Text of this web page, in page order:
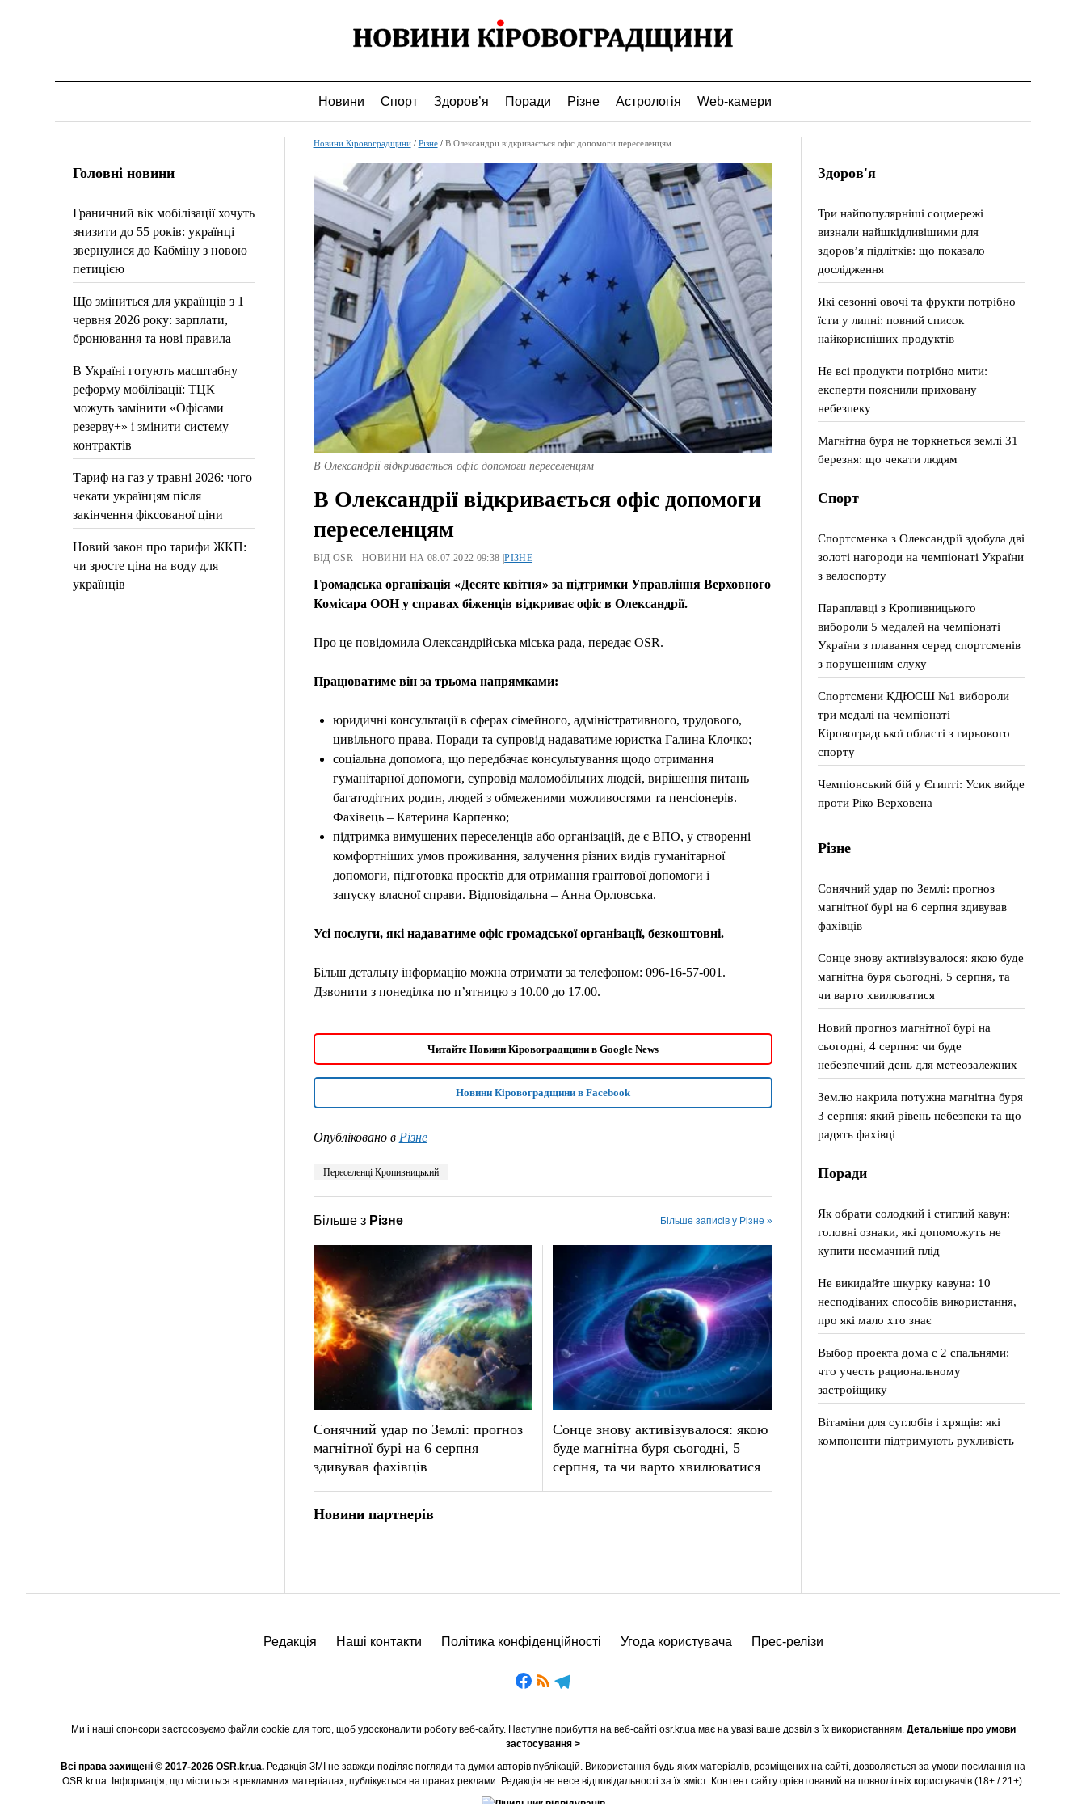
Новини Спорт Здоров’я Поради Різне Астрологія Web-камери
Головні новини
Граничний вік мобілізації хочуть
знизити до 55 років: українці
звернулися до Кабміну з новою
петицією
Що зміниться для українців з 1
червня 2026 року: зарплати,
бронювання та нові правила
В Україні готують масштабну
реформу мобілізації: ТЦК
можуть замінити «Офісами
резерву+» і змінити систему
контрактів
Тариф на газ у травні 2026: чого
чекати українцям після
закінчення фіксованої ціни
Новий закон про тарифи ЖКП:
чи зросте ціна на воду для
українців
Новини Кіровоградщини/ Різне/ В Олександрії відкривається офіс допомоги переселенцям
В Олександрії відкривається офіс допомоги переселенцям
В Олександрії відкривається офіс допомоги
переселенцям
ВІД OSR - НОВИНИ НА 08.07.2022 09:38 |РІЗНЕ
Громадська організація «Десяте квітня» за підтримки Управління Верховного
Комісара ООН у справах біженців відкриває офіс в Олександрії.
Про це повідомила Олександрійська міська рада, передає OSR.
Працюватиме він за трьома напрямками:
юридичні консультації в сферах сімейного, адміністративного, трудового,
цивільного права. Поради та супровід надаватиме юристка Галина Клочко;
соціальна допомога, що передбачає консультування щодо отримання
гуманітарної допомоги, супровід маломобільних людей, вирішення питань
багатодітних родин, людей з обмеженими можливостями та пенсіонерів.
Фахівець – Катерина Карпенко;
підтримка вимушених переселенців або організацій, де є ВПО, у створенні
комфортніших умов проживання, залучення різних видів гуманітарної
допомоги, підготовка проєктів для отримання грантової допомоги і
запуску власної справи. Відповідальна – Анна Орловська.
Усі послуги, які надаватиме офіс громадської організації, безкоштовні.
Більш детальну інформацію можна отримати за телефоном: 096-16-57-001.
Дзвонити з понеділка по п’ятницю з 10.00 до 17.00.
Читайте Новини Кіровоградщини в Google News
Новини Кіровоградщини в Facebook
Опубліковано в Різне
Переселенці Кропивницький
Більше з Різне Більше записів у Різне »
Сонячний удар по Землі: прогноз
магнітної бурі на 6 серпня
здивував фахівців
Сонце знову активізувалося: якою
буде магнітна буря сьогодні, 5
серпня, та чи варто хвилюватися
Новини партнерів
Здоров'я
Три найпопулярніші соцмережі
визнали найшкідливішими для
здоров’я підлітків: що показало
дослідження
Які сезонні овочі та фрукти потрібно
їсти у липні: повний список
найкорисніших продуктів
Не всі продукти потрібно мити:
експерти пояснили приховану
небезпеку
Магнітна буря не торкнеться землі 31
березня: що чекати людям
Спорт
Спортсменка з Олександрії здобула дві
золоті нагороди на чемпіонаті України
з велоспорту
Параплавці з Кропивницького
вибороли 5 медалей на чемпіонаті
України з плавання серед спортсменів
з порушенням слуху
Спортсмени КДЮСШ №1 вибороли
три медалі на чемпіонаті
Кіровоградської області з гирьового
спорту
Чемпіонський бій у Єгипті: Усик вийде
проти Ріко Верховена
Різне
Сонячний удар по Землі: прогноз
магнітної бурі на 6 серпня здивував
фахівців
Сонце знову активізувалося: якою буде
магнітна буря сьогодні, 5 серпня, та
чи варто хвилюватися
Новий прогноз магнітної бурі на
сьогодні, 4 серпня: чи буде
небезпечний день для метеозалежних
Землю накрила потужна магнітна буря
3 серпня: який рівень небезпеки та що
радять фахівці
Поради
Як обрати солодкий і стиглий кавун:
головні ознаки, які допоможуть не
купити несмачний плід
Не викидайте шкурку кавуна: 10
несподіваних способів використання,
про які мало хто знає
Выбор проекта дома с 2 спальнями:
что учесть рациональному
застройщику
Вітаміни для суглобів і хрящів: які
компоненти підтримують рухливість
Редакція Наші контакти Політика конфіденційності Угода користувача Прес-релізи
Ми і наші спонсори застосовуємо файли cookie для того, щоб удосконалити роботу веб-сайту. Наступне прибуття на веб-сайті osr.kr.ua має на увазі ваше дозвіл з їх використанням. Детальніше про умови
застосування >
Всі права захищені © 2017-2026 OSR.kr.ua. Редакція ЗМІ не завжди поділяє погляди та думки авторів публікацій. Використання будь-яких матеріалів, розміщених на сайті, дозволяється за умови посилання на
OSR.kr.ua. Інформація, що міститься в рекламних матеріалах, публікується на правах реклами. Редакція не несе відповідальності за їх зміст. Контент сайту орієнтований на повнолітніх користувачів (18+ / 21+).